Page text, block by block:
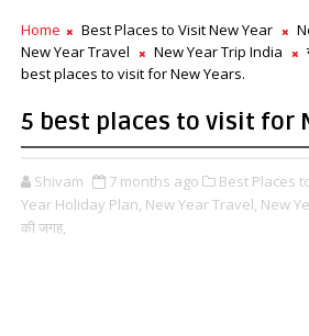
Home Best Places to Visit New Year
New Year Travel
New Year Trip India
best places to visit for New Years.
5 best places to visit for
Shivam 7 months ago Best Places
Year Holiday Plan, New Year Travel, New
की जगह,